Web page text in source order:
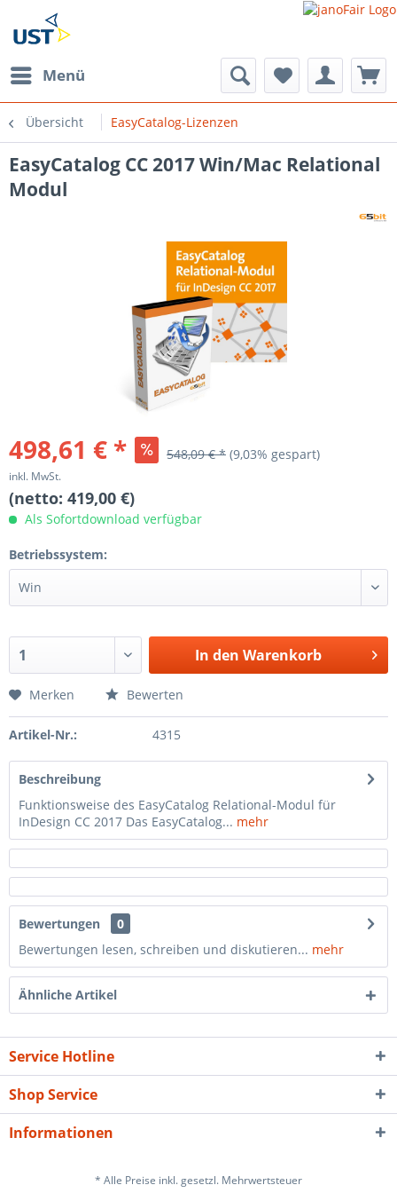
Menü
Übersicht EasyCatalog-Lizenzen
PdoSessionHandler.php:541
Session/PdoSessionHandler.php(296):
Session/Namespace.php(172):
proxies/
DependencyInjection/Container.php(136):
ShopRegistrationService.php(85):
EasyCatalog CC 2017 Win/Mac Relational
Modul
498,61 € * 548,09 € * (9,03% gespart)
inkl. MwSt.
(netto: 419,00 €)
Als Sofortdownload verfügbar
Betriebssystem:
In den Warenkorb
Merken Bewerten
Artikel-Nr.: 4315
Beschreibung
Funktionsweise des EasyCatalog Relational-Modul für
InDesign CC 2017 Das EasyCatalog... mehr
Bewertungen
0
Bewertungen lesen, schreiben und diskutieren... mehr
Ähnliche Artikel
Service Hotline
Shop Service
Informationen
* Alle Preise inkl. gesetzl. Mehrwertsteuer